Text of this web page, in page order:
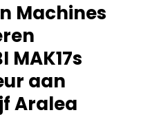
Machines
MAK17s
aan
Aralea